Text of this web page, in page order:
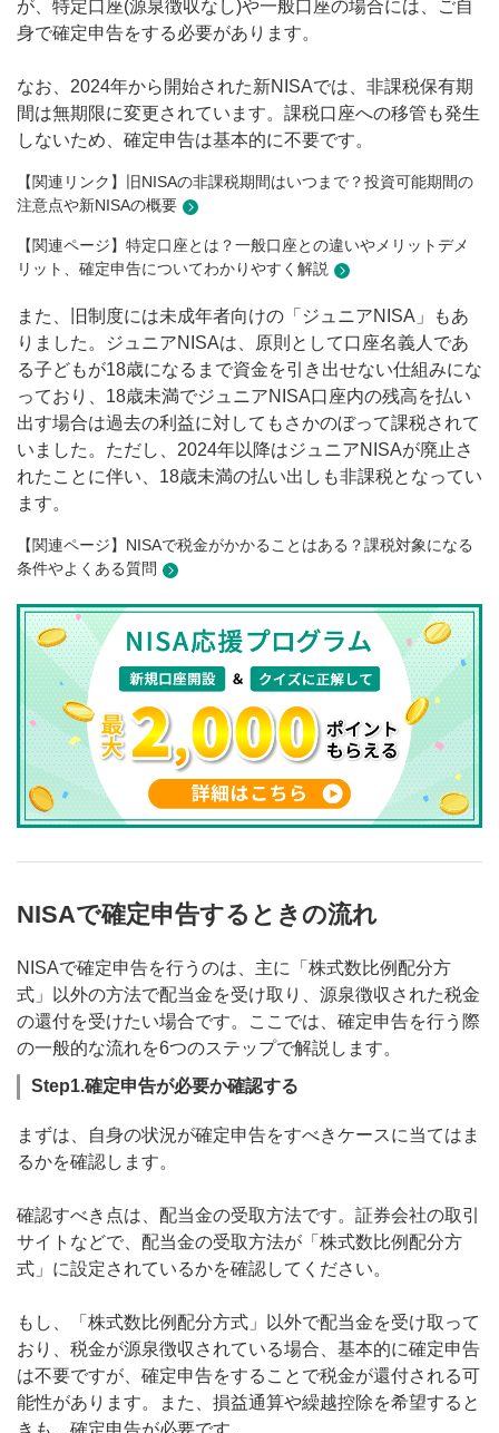
が、特定口座(源泉徴収なし)や一般口座の場合には、ご自
身で確定申告をする必要があります。
なお、2024年から開始された新NISAでは、非課税保有期
間は無期限に変更されています。課税口座への移管も発生
しないため、確定申告は基本的に不要です。
【関連リンク】旧NISAの非課税期間はいつまで？投資可能期間の
注意点や新NISAの概要
【関連ページ】特定口座とは？一般口座との違いやメリットデメ
リット、確定申告についてわかりやすく解説
また、旧制度には未成年者向けの「ジュニアNISA」もあ
りました。ジュニアNISAは、原則として口座名義人であ
る子どもが18歳になるまで資金を引き出せない仕組みにな
っており、18歳未満でジュニアNISA口座内の残高を払い
出す場合は過去の利益に対してもさかのぼって課税されて
いました。ただし、2024年以降はジュニアNISAが廃止さ
れたことに伴い、18歳未満の払い出しも非課税となってい
ます。
【関連ページ】NISAで税金がかかることはある？課税対象になる
条件やよくある質問
NISAで確定申告するときの流れ
NISAで確定申告を行うのは、主に「株式数比例配分方
式」以外の方法で配当金を受け取り、源泉徴収された税金
の還付を受けたい場合です。ここでは、確定申告を行う際
の一般的な流れを6つのステップで解説します。
Step1.確定申告が必要か確認する
まずは、自身の状況が確定申告をすべきケースに当てはま
るかを確認します。
確認すべき点は、配当金の受取方法です。証券会社の取引
サイトなどで、配当金の受取方法が「株式数比例配分方
式」に設定されているかを確認してください。
もし、「株式数比例配分方式」以外で配当金を受け取って
おり、税金が源泉徴収されている場合、基本的に確定申告
は不要ですが、確定申告をすることで税金が還付される可
能性があります。また、損益通算や繰越控除を希望すると